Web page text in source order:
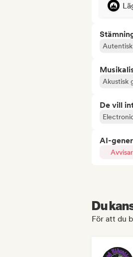
Autentisk
Akustisk
De vill
AI-
Du
För att du